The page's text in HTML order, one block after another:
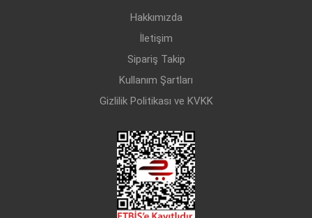
Hakkımızda
İletişim
Sipariş Takip
Kullanım Şartları
Gizlilik Politikası ve KVKK